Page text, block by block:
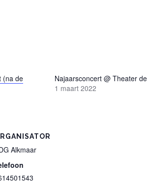
(na de
Najaarsconcert @ Theater
1 maart 2022
Alkmaar